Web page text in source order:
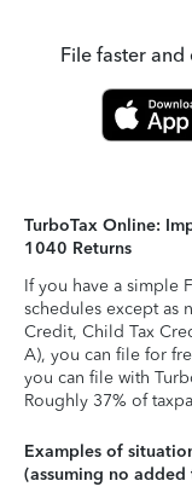
File faster and
TurboTax Online:
1040 Returns
If you have a simple
schedules except as
Credit, Child Tax
A), you can file for
you can file with
Roughly 37% of
Examples of
(assuming no